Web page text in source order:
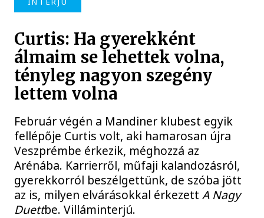
Curtis: Ha gyerekként
álmaim se lehettek volna,
tényleg nagyon szegény
lettem volna
Február végén a Mandiner klubest egyik
fellépője Curtis volt, aki hamarosan újra
Veszprémbe érkezik, méghozzá az
Arénába. Karrierről, műfaji kalandozásról,
gyerekkorról beszélgettünk, de szóba jött
az is, milyen elvárásokkal érkezettA Nagy
Duettbe. Villáminterjú.